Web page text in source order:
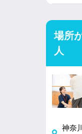
場所
人
神奈